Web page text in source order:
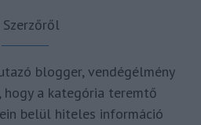
Szerzőről
blogger, vendégélmény
hogy a kategória teremtő
belül hiteles információ